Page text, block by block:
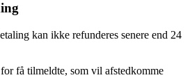
kan ikke refunderes senere end 24
få tilmeldte, som vil afstedkomme